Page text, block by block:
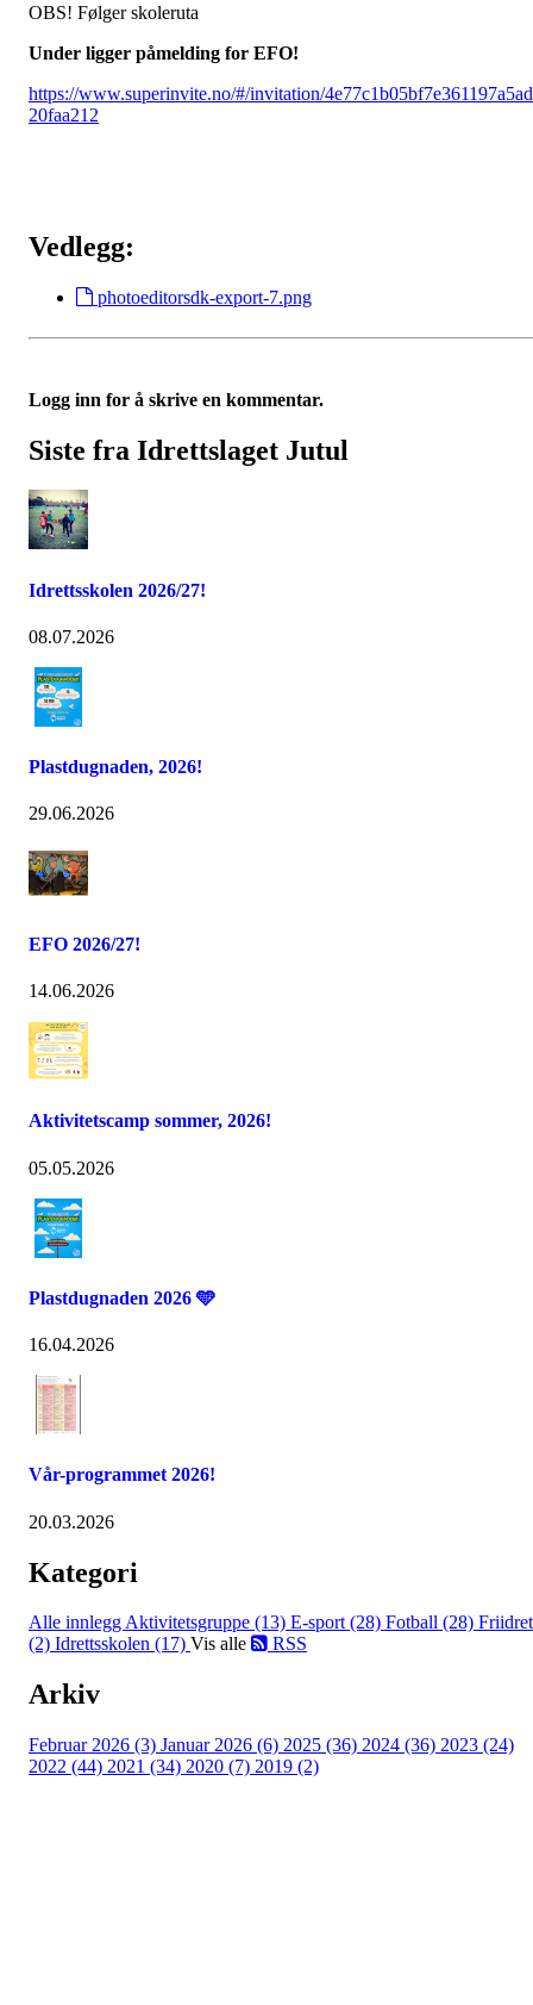
OBS! Følger skoleruta
Under ligger påmelding for EFO!
https://www.superinvite.no/#/invitation/
20faa212
Vedlegg:
photoeditorsdk-export-7.png
Logg inn for å skrive en kommentar.
Siste fra Idrettslaget Jutul
Idrettsskolen 2026/27!
08.07.2026
Plastdugnaden, 2026!
29.06.2026
EFO 2026/27!
14.06.2026
Aktivitetscamp sommer, 2026!
05.05.2026
Plastdugnaden 2026 🩵
16.04.2026
Vår-programmet 2026!
20.03.2026
Kategori
Alle innleggAktivitetsgruppe (13) E-sport (28) Fotball (28)
(2) Idrettsskolen (17) Vis alle RSS
Arkiv
Februar 2026 (3) Januar 2026 (6) 2025 (36) 2024 (36) 2023 (24)
2022 (44) 2021 (34) 2020 (7) 2019 (2)